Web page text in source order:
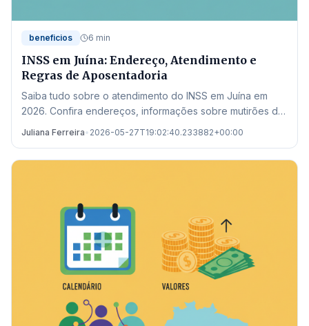
beneficios 6 min
INSS em Juína: Endereço, Atendimento e
Regras de Aposentadoria
Saiba tudo sobre o atendimento do INSS em Juína em
2026. Confira endereços, informações sobre mutirões de
Juliana Ferreira• 2026-05-27T19:02:40.233882+00:00